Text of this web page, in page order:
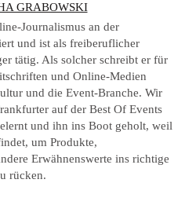
GRABOWSKI
Journalismus an der
und ist als freiberuflicher
tätig. Als solcher schreibt er für
und Online-Medien
und die Event-Branche. Wir
auf der Best Of Events
und ihn ins Boot geholt, weil
um Produkte,
Erwähnenswerte ins richtige
rücken.